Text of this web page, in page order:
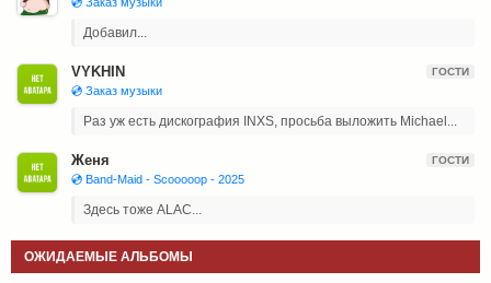
Добавил...
VYKHIN ГОСТИ
💿 Заказ музыки
Раз уж есть дискография INXS, просьба выложить Michael...
Женя ГОСТИ
💿 Band-Maid - Scooooop - 2025
Здесь тоже ALAC...
ОЖИДАЕМЫЕ АЛЬБОМЫ